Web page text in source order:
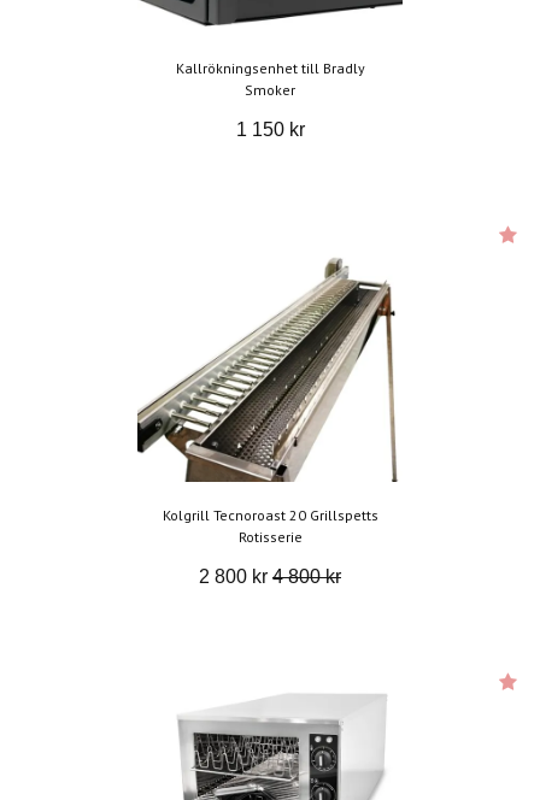
Kallrökningsenhet till Bradly
Smoker
1 150 kr
Kolgrill Tecnoroast 20 Grillspetts
Rotisserie
2 800 kr 4 800 kr